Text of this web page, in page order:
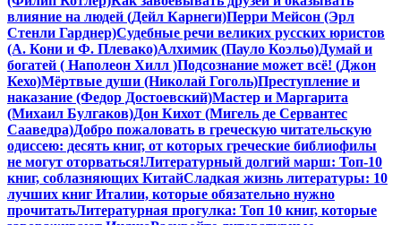
влияние на людей (Дейл Карнеги)Перри Мейсон (Эрл
Стенли Гарднер)Судебные речи великих русских юристов
(А. Кони и Ф. Плевако)Алхимик (Пауло Коэльо)Думай и
богатей ( Наполеон Хилл )Подсознание может всё! (Джон
Кехо)Мёртвые души (Николай Гоголь)Преступление и
наказание (Федор Достоевский)Мастер и Маргарита
(Михаил Булгаков)Дон Кихот (Мигель де Сервантес
Сааведра)Добро пожаловать в греческую читательскую
одиссею: десять книг, от которых греческие библиофилы
не могут оторваться!Литературный долгий марш: Топ-10
книг, соблазняющих КитайСладкая жизнь литературы: 10
лучших книг Италии, которые обязательно нужно
прочитатьЛитературная прогулка: Топ 10 книг, которые